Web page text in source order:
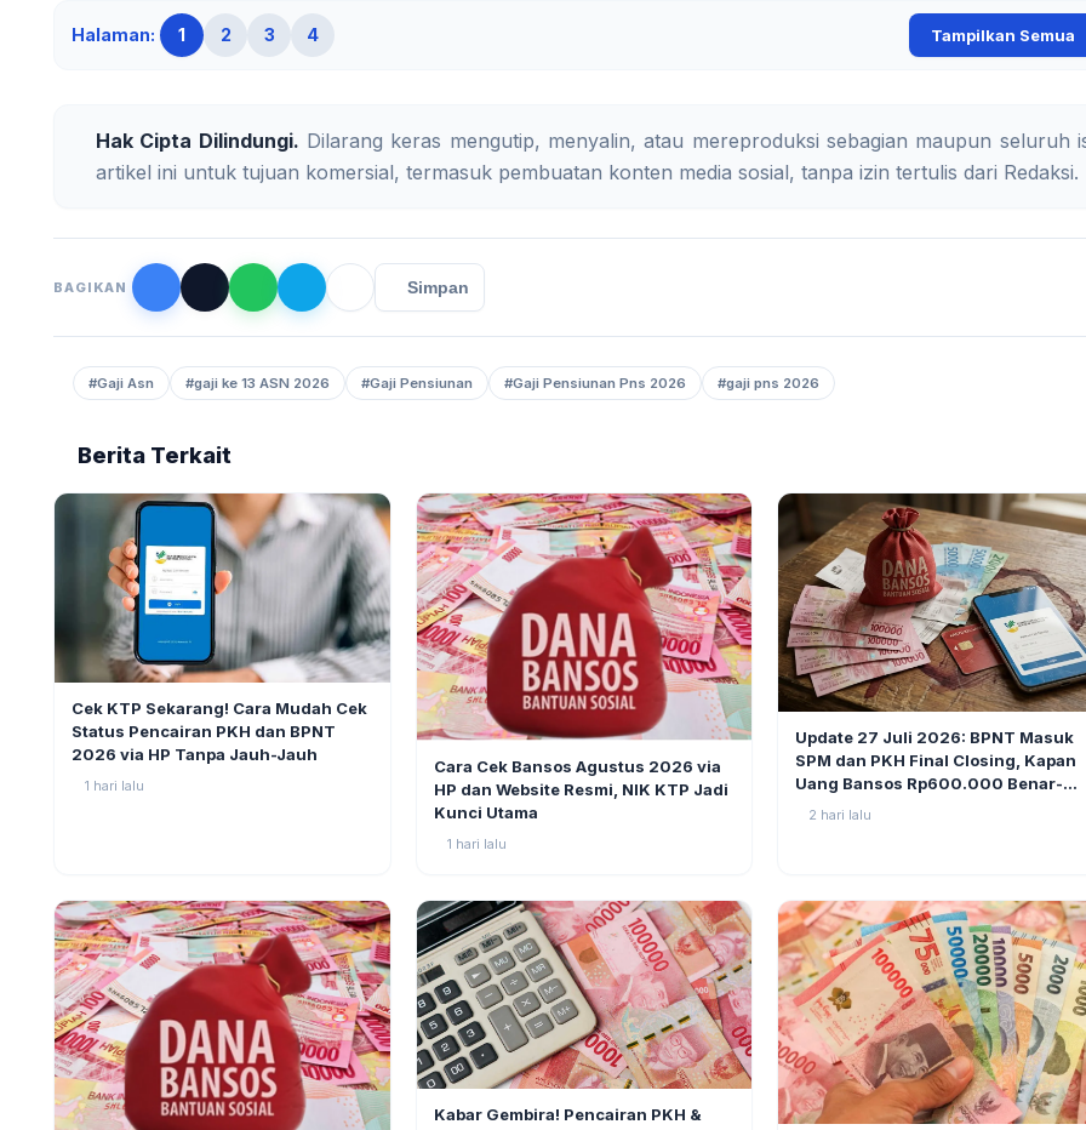
Halaman: 1 2 3 4 Tampilkan Semua
Hak Cipta Dilindungi. Dilarang keras mengutip, menyalin, atau mereproduksi sebagian maupun seluruh
artikel ini untuk tujuan komersial, termasuk pembuatan konten media sosial, tanpa izin tertulis dari Redaksi.
BAGIKAN Simpan
#Gaji Asn #gaji ke 13 ASN 2026 #Gaji Pensiunan #Gaji Pensiunan Pns 2026 #gaji pns 2026
Berita Terkait
Cek KTP Sekarang! Cara Mudah Cek
Status Pencairan PKH dan BPNT
2026 via HP Tanpa Jauh-Jauh
1 hari lalu
Cara Cek Bansos Agustus 2026 via
HP dan Website Resmi, NIK KTP Jadi
Kunci Utama
1 hari lalu
Update 27 Juli 2026: BPNT Masuk
SPM dan PKH Final Closing, Kapan
Uang Bansos Rp600.000 Benar-
benar Cair?
2 hari lalu
Kabar Gembira! Pencairan PKH &